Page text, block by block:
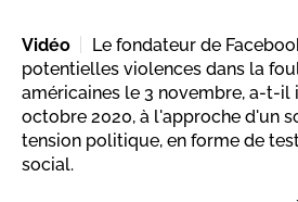
Vidéo
Le fondateur de
potentielles violences dans la
américaines le 3 novembre, a-t-il
octobre 2020, à l'approche d'un
tension politique, en forme de
social.